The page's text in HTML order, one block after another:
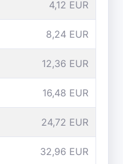
4,12 EUR
8,24 EUR
12,36 EUR
16,48 EUR
24,72 EUR
32,96 EUR